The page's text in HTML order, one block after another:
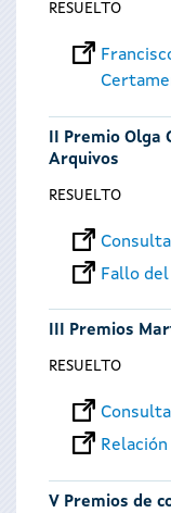
RESUELTO
II Premio
Arquivos
RESUELTO
Fallo
III Premios
RESUELTO
V Premios de